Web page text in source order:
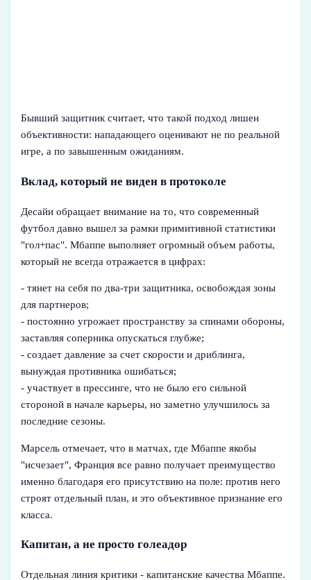
Бывший защитник считает, что такой подход лишен
объективности: нападающего оценивают не по реальной
игре, а по завышенным ожиданиям.
Вклад, который не виден в протоколе
Десайи обращает внимание на то, что современный
футбол давно вышел за рамки примитивной статистики
"гол+пас". Мбаппе выполняет огромный объем работы,
который не всегда отражается в цифрах:
- тянет на себя по два-три защитника, освобождая зоны
для партнеров;
- постоянно угрожает пространству за спинами обороны,
заставляя соперника опускаться глубже;
- создает давление за счет скорости и дриблинга,
вынуждая противника ошибаться;
- участвует в прессинге, что не было его сильной
стороной в начале карьеры, но заметно улучшилось за
последние сезоны.
Марсель отмечает, что в матчах, где Мбаппе якобы
"исчезает", Франция все равно получает преимущество
именно благодаря его присутствию на поле: против него
строят отдельный план, и это объективное признание его
класса.
Капитан, а не просто голеадор
Отдельная линия критики - капитанские качества Мбаппе.